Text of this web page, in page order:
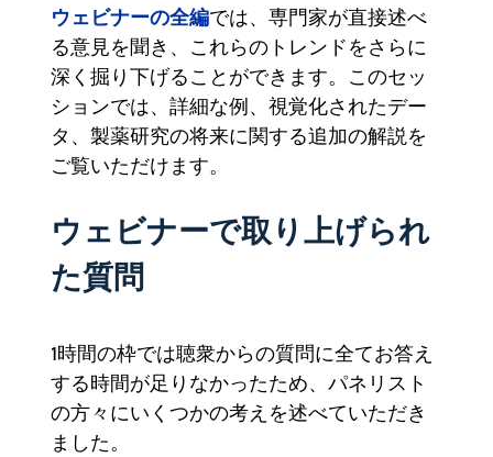
ウェビナーの全編では、専門家が直接述べ
る意見を聞き、これらのトレンドをさらに
深く掘り下げることができます。このセッ
ションでは、詳細な例、視覚化されたデー
タ、製薬研究の将来に関する追加の解説を
ご覧いただけます。
ウェビナーで取り上げられ
た質問
1時間の枠では聴衆からの質問に全てお答え
する時間が足りなかったため、パネリスト
の方々にいくつかの考えを述べていただき
ました。